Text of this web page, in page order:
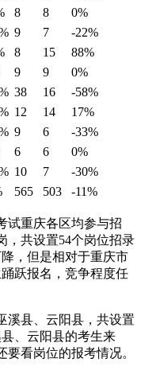
8 8
0%
9 7
-22%
8 15
88%
9 9
0%
38 16
-58%
12 14
17%
9 6
-33%
6 6
0%
10 7
-30%
565 503 -11%
试重庆各区均参与招
，共设置54个岗位招录
，但是相对于重庆市
跃报名，竞争程度任
溪县、云阳县，共设置
、云阳县的考生来
看岗位的报考情况。